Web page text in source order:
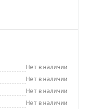
Нет в наличии
Нет в наличии
Нет в наличии
Нет в наличии